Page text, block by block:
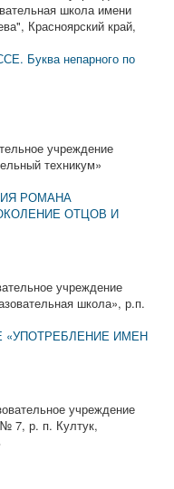
школа имени
Красноярский край,
Буква непарного по
учреждение
техникум»
РОМАНА
ОТЦОВ И
учреждение
школа», р.п.
«УПОТРЕБЛЕНИЕ ИМЕН
учреждение
7, р. п. Култук,